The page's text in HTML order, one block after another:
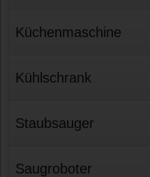
Küchenmaschine
Kühlschrank
Staubsauger
Saugroboter